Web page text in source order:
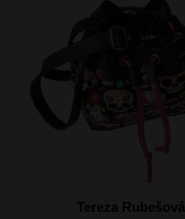
Tereza Rubešová